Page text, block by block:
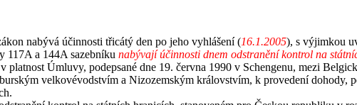
nabývá účinnosti třicátý den po jeho vyhlášení (16.1.2005), s výjimkou
117A a 144A sazebníku nabývají účinnosti dnem odstranění kontrol na
platnost Úmluvy, podepsané dne 19. června 1990 v Schengenu, mezi
velkovévodstvím a Nizozemským královstvím, k provedení dohody,